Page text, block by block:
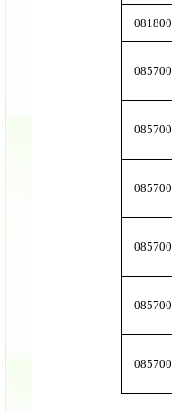
081800
085700
085700
085700
085700
085700
085700